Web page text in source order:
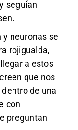
seguían
y neuronas se
rojigualda,
a estos
que nos
de una
con
preguntan